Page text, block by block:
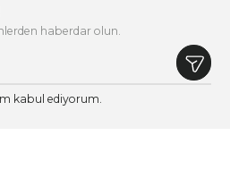
haberdar olun.
kabul ediyorum.